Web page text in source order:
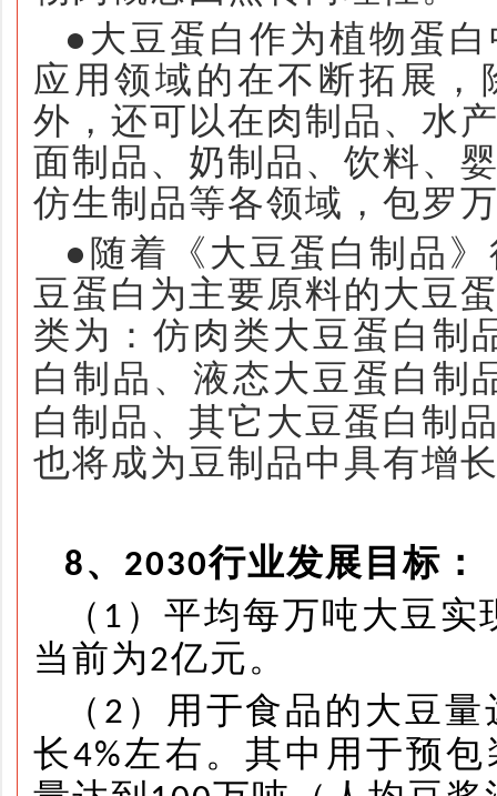
●大豆蛋白作为植物蛋
应用领域的在不断拓展
外，还可以在肉制品、水
面制品、奶制品、饮料、
仿生制品等各领域，包罗
●随着《大豆蛋白制品
豆蛋白为主要原料的大豆
类为：仿肉类大豆蛋白制
白制品、液态大豆蛋白制
白制品、其它大豆蛋白制
也将成为豆制品中具有增
8、 2030行业发展目标：
（ 1 ）平均每万吨大豆实
当前为2亿元。
（ 2 ） 用于食品的大豆量
长4%左右。其中用于预